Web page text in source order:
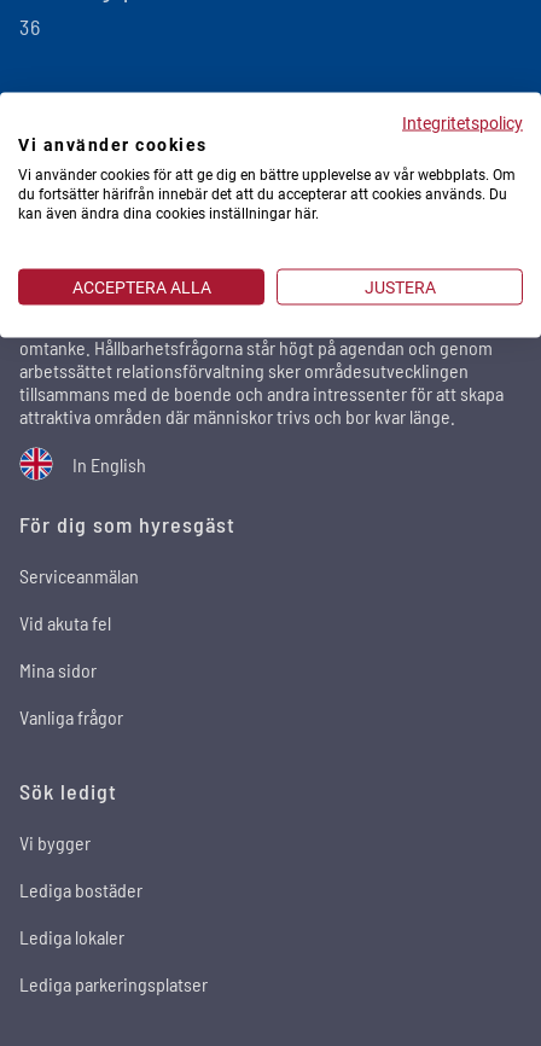
36
Stena Fastigheter
fastighetsbolag med 29 500 bostäder och 2 100 lokaler i
storstadsregionerna. Utomlands äger och förvaltar vi fastigheter
omtanke. Hållbarhetsfrågorna står högt på agendan och genom
arbetssättet relationsförvaltning sker områdesutvecklingen
tillsammans med de boende och andra intressenter för att skapa
attraktiva områden där människor trivs och bor kvar länge.
In English
För dig som hyresgäst
Serviceanmälan
Vid akuta fel
Mina sidor
Vanliga frågor
Sök ledigt
Vi bygger
Lediga bostäder
Lediga lokaler
Lediga parkeringsplatser
Integritetspolicy
Vi använder cookies
Vi använder cookies för att ge dig en bättre upplevelse av vår webbplats. Om
du fortsätter härifrån innebär det att du accepterar att cookies används. Du
kan även ändra dina cookies inställningar här.
ACCEPTERA ALLA JUSTERA